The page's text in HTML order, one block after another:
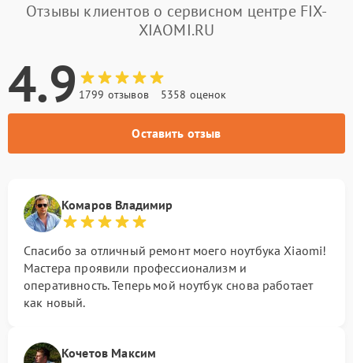
Отзывы клиентов о сервисном центре FIX-
XIAOMI.RU
4.9 1799 отзывов 5358 оценок
Оставить отзыв
Комаров Владимир
Спасибо за отличный ремонт моего ноутбука Xiaomi!
Мастера проявили профессионализм и
оперативность. Теперь мой ноутбук снова работает
как новый.
Кочетов Максим